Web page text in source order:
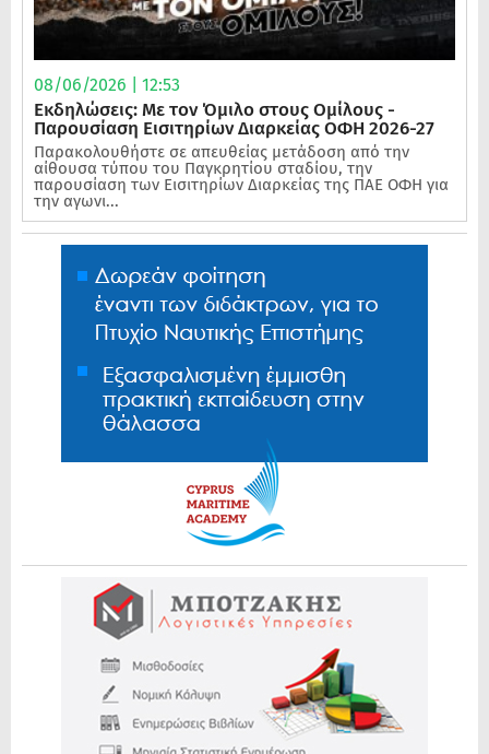
08/06/2026 | 12:53
Εκδηλώσεις: Με τον Όμιλο στους Ομίλους -
Παρουσίαση Εισιτηρίων Διαρκείας ΟΦΗ 2026-27
Παρακολουθήστε σε απευθείας μετάδοση από την
αίθουσα τύπου του Παγκρητίου σταδίου, την
παρουσίαση των Εισιτηρίων Διαρκείας της ΠΑΕ ΟΦΗ για
την αγωνι...